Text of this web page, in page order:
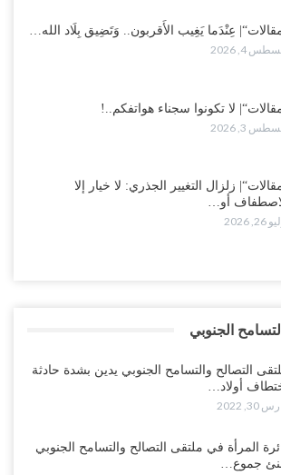
عِنْدَما يَغِيب الأَقربون.. وَتَضِيق بِلَاد الله…
4, 2026
لا تكونوا سجناء هواتفكم..!
3, 2026
زلزال التغيير الجذري: لا خيار إلا
أو…
2026
الجنوبي
التصالح والتسامح الجنوبي يدين بشدة حادثة
أولاد…
30, 2022
المرأة في ملتقى التصالح والتسامح الجنوبي
جموع…